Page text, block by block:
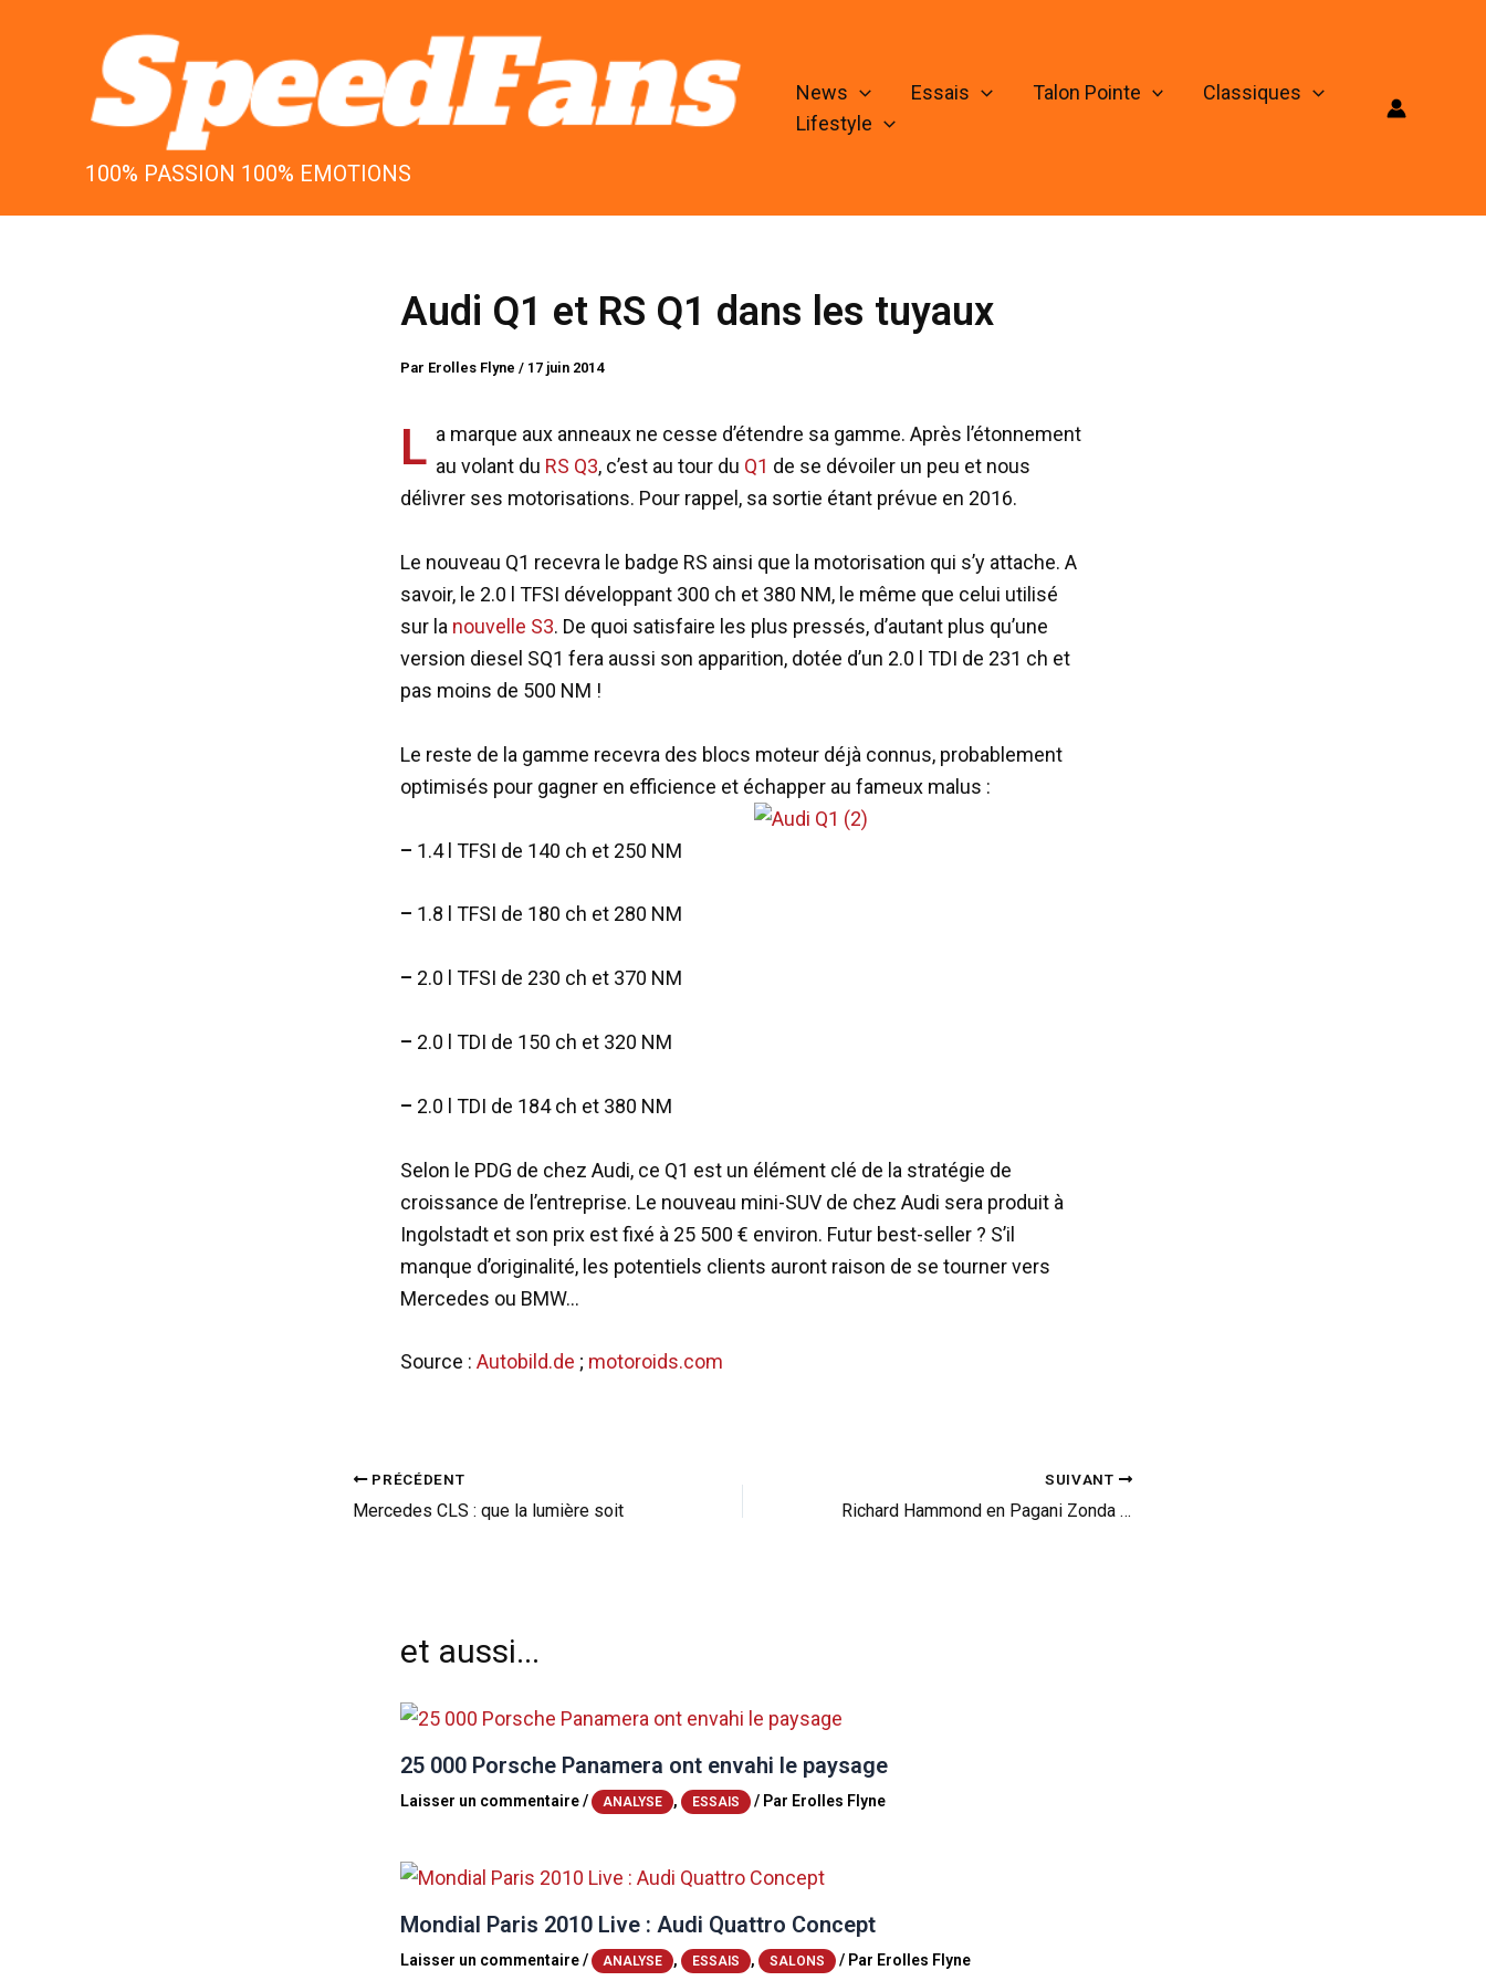
100% PASSION 100% EMOTIONS
News Essais Talon Pointe
Classiques
Lifestyle
Audi Q1 et RS Q1 dans les tuyaux
Par Erolles Flyne / 17 juin 2014
L a marque aux anneaux ne cesse d’étendre sa gamme. Après l’étonnement
au volant du RS Q3, c’est au tour du Q1 de se dévoiler un peu et nous
délivrer ses motorisations. Pour rappel, sa sortie étant prévue en 2016.
Le nouveau Q1 recevra le badge RS ainsi que la motorisation qui s’y attache. A
savoir, le 2.0 l TFSI développant 300 ch et 380 NM, le même que celui utilisé
sur la nouvelle S3. De quoi satisfaire les plus pressés, d’autant plus qu’une
version diesel SQ1 fera aussi son apparition, dotée d’un 2.0 l TDI de 231 ch et
pas moins de 500 NM !
Le reste de la gamme recevra des blocs moteur déjà connus, probablement
optimisés pour gagner en efficience et échapper au fameux malus :
– 1.4 l TFSI de 140 ch et 250 NM
– 1.8 l TFSI de 180 ch et 280 NM
– 2.0 l TFSI de 230 ch et 370 NM
– 2.0 l TDI de 150 ch et 320 NM
– 2.0 l TDI de 184 ch et 380 NM
Selon le PDG de chez Audi, ce Q1 est un élément clé de la stratégie de
croissance de l’entreprise. Le nouveau mini-SUV de chez Audi sera produit à
Ingolstadt et son prix est fixé à 25 500 € environ. Futur best-seller ? S’il
manque d’originalité, les potentiels clients auront raison de se tourner vers
Mercedes ou BMW…
Source : Autobild.de ; motoroids.com
PRÉCÉDENT
Mercedes CLS : que la lumière soit
SUIVANT
Richard Hammond en Pagani Zonda Cinque
et aussi...
25 000 Porsche Panamera ont envahi le paysage
Laisser un commentaire/ ANALYSE , ESSAIS / Par Erolles Flyne
Mondial Paris 2010 Live : Audi Quattro Concept
Laisser un commentaire/ ANALYSE , ESSAIS , SALONS / Par Erolles Flyne